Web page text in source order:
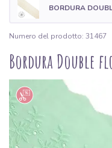
BORDURA
Numero del prodotto: 31467
Bordura Double